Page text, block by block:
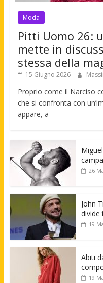
Moda
Pitti Uomo 26:
mette in
stessa della
15 Giugno 2026
Proprio come il Narciso
che si confronta con
appare, a
26
John
divide
19
Abiti
19